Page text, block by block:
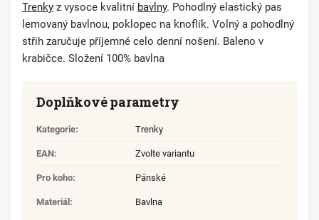
Trenky z vysoce kvalitní bavlny. Pohodlný elastický pas
lemovaný bavlnou, poklopec na knoflík. Volný a pohodlný
střih zaručuje příjemné celo denní nošení. Baleno v
krabičce. Složení 100% bavlna
Doplňkové parametry
Kategorie: Trenky
EAN: Zvolte variantu
Pro koho: Pánské
Materiál : Bavlna